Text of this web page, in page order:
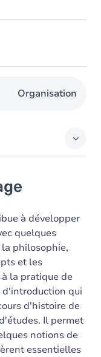
Organisation
à développer
quelques
philosophie,
et les
la pratique de
qui
d'histoire de
Il permet
notions de
essentielles